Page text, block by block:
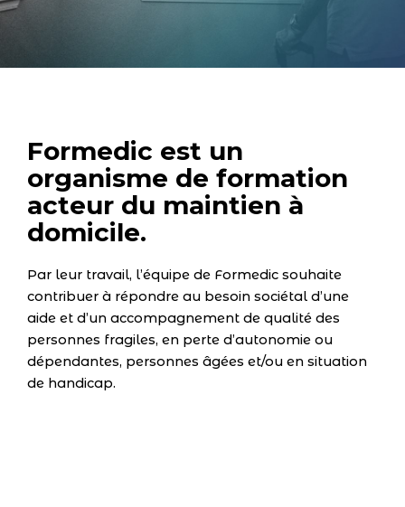
Formedic est un
organisme de formation
acteur du maintien à
domicile.
Par leur travail, l’équipe de Formedic souhaite
contribuer à répondre au besoin sociétal d’une
aide et d’un accompagnement de qualité des
personnes fragiles, en perte d’autonomie ou
dépendantes, personnes âgées et/ou en situation
de handicap.